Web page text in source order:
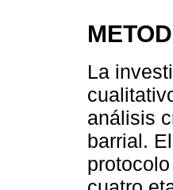
La
análisis
barrial.